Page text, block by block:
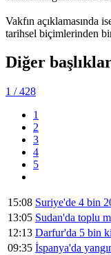
Vakfın açıklamasında
tarihsel biçimlerinden
Diğer
1 / 428
1
2
3
4
5
15:08 Suriye'de 4 bin
13:05 Sudan'da toplu
12:13 Darfur'da 5 bin
09:35 İspanya'da